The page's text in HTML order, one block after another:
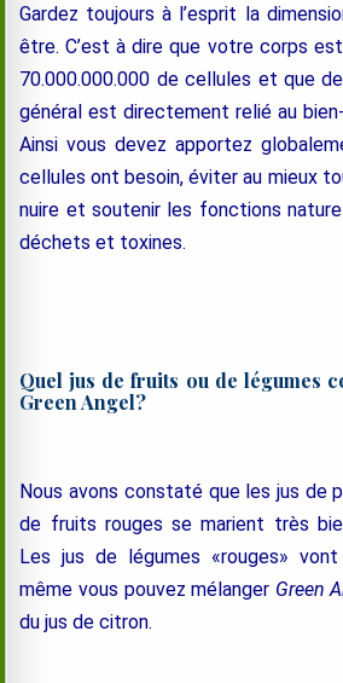
Gardez toujours à l’esprit la
être. C’est à dire que votre corps
70.000.000.000 de cellules et que
général est directement relié au
Ainsi vous devez apportez
cellules ont besoin, éviter au mieux
nuire et soutenir les fonctions
déchets et toxines.
Quel jus de fruits ou de légumes
Green Angel?
Nous avons constaté que les jus de
de fruits rouges se marient très
Les jus de légumes «rouges» vont
même vous pouvez mélanger Green
du jus de citron.